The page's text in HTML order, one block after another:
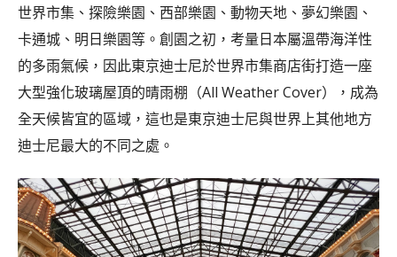
世界市集、探險樂園、西部樂園、動物天地、夢幻樂園、
卡通城、明日樂園等。創園之初，考量日本屬溫帶海洋性
的多雨氣候，因此東京迪士尼於世界市集商店街打造一座
大型強化玻璃屋頂的晴雨棚（All Weather Cover），成為
全天候皆宜的區域，這也是東京迪士尼與世界上其他地方
迪士尼最大的不同之處。